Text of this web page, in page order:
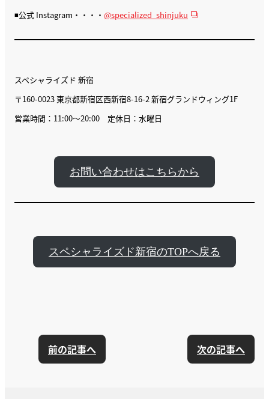
◾️公式 Instagram・・・・ @specialized_shinjuku
スペシャライズド 新宿
〒160-0023 東京都新宿区西新宿8-16-2 新宿グランドウィング1F
営業時間：11:00〜20:00 定休日：水曜日
お問い合わせはこちらから
スペシャライズド新宿のTOPへ戻る
前の記事へ 次の記事へ